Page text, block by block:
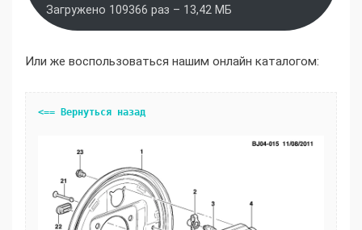
Загружено 109366 раз – 13,42 МБ
Или же воспользоваться нашим онлайн каталогом:
<== Вернуться назад